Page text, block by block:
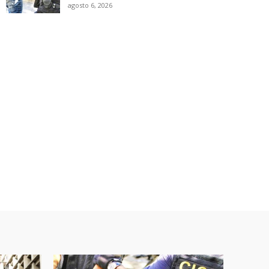
agosto 6, 2026